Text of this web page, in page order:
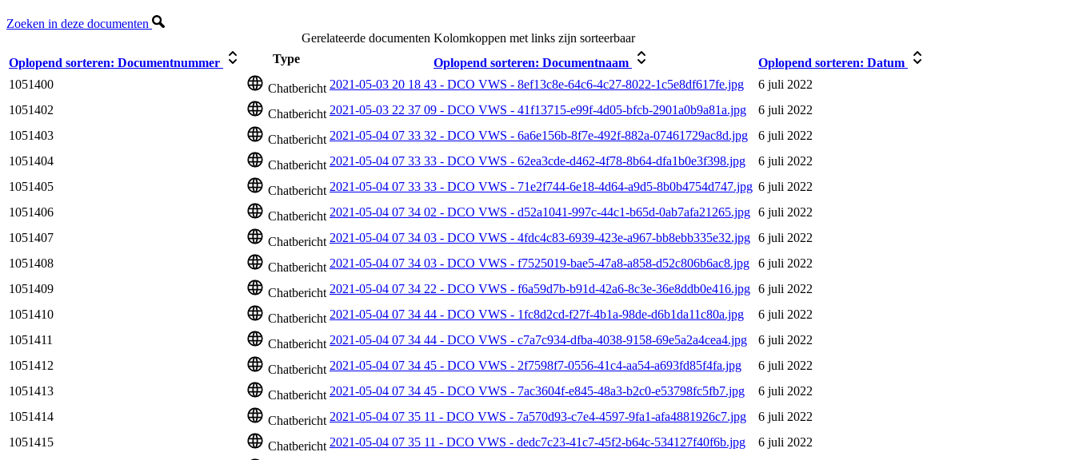
Zoeken in deze documenten
Gerelateerde documenten Kolomkoppen met links zijn sorteerbaar
Oplopend sorteren: Documentnummer Type Oplopend sorteren: Documentnaam Oplopend sorteren: Datum
1051400
Chatbericht 2021-05-03 20 18 43 - DCO VWS - 8ef13c8e-64c6-4c27-8022-1c5e8df617fe.jpg
6 juli 2022
1051402
Chatbericht 2021-05-03 22 37 09 - DCO VWS - 41f13715-e99f-4d05-bfcb-2901a0b9a81a.jpg
6 juli 2022
1051403
Chatbericht 2021-05-04 07 33 32 - DCO VWS - 6a6e156b-8f7e-492f-882a-07461729ac8d.jpg
6 juli 2022
1051404
Chatbericht 2021-05-04 07 33 33 - DCO VWS - 62ea3cde-d462-4f78-8b64-dfa1b0e3f398.jpg
6 juli 2022
1051405
Chatbericht 2021-05-04 07 33 33 - DCO VWS - 71e2f744-6e18-4d64-a9d5-8b0b4754d747.jpg 6 juli 2022
1051406
Chatbericht 2021-05-04 07 34 02 - DCO VWS - d52a1041-997c-44c1-b65d-0ab7afa21265.jpg 6 juli 2022
1051407
Chatbericht 2021-05-04 07 34 03 - DCO VWS - 4fdc4c83-6939-423e-a967-bb8ebb335e32.jpg 6 juli 2022
1051408
Chatbericht 2021-05-04 07 34 03 - DCO VWS - f7525019-bae5-47a8-a858-d52c806b6ac8.jpg
6 juli 2022
1051409
Chatbericht 2021-05-04 07 34 22 - DCO VWS - f6a59d7b-b91d-42a6-8c3e-36e8ddb0e416.jpg 6 juli 2022
1051410
Chatbericht 2021-05-04 07 34 44 - DCO VWS - 1fc8d2cd-f27f-4b1a-98de-d6b1da11c80a.jpg
6 juli 2022
1051411
Chatbericht 2021-05-04 07 34 44 - DCO VWS - c7a7c934-dfba-4038-9158-69e5a2a4cea4.jpg
6 juli 2022
1051412
Chatbericht 2021-05-04 07 34 45 - DCO VWS - 2f7598f7-0556-41c4-aa54-a693fd85f4fa.jpg
6 juli 2022
1051413
Chatbericht 2021-05-04 07 34 45 - DCO VWS - 7ac3604f-e845-48a3-b2c0-e53798fc5fb7.jpg
6 juli 2022
1051414
Chatbericht 2021-05-04 07 35 11 - DCO VWS - 7a570d93-c7e4-4597-9fa1-afa4881926c7.jpg
6 juli 2022
1051415
Chatbericht 2021-05-04 07 35 11 - DCO VWS - dedc7c23-41c7-45f2-b64c-534127f40f6b.jpg
6 juli 2022